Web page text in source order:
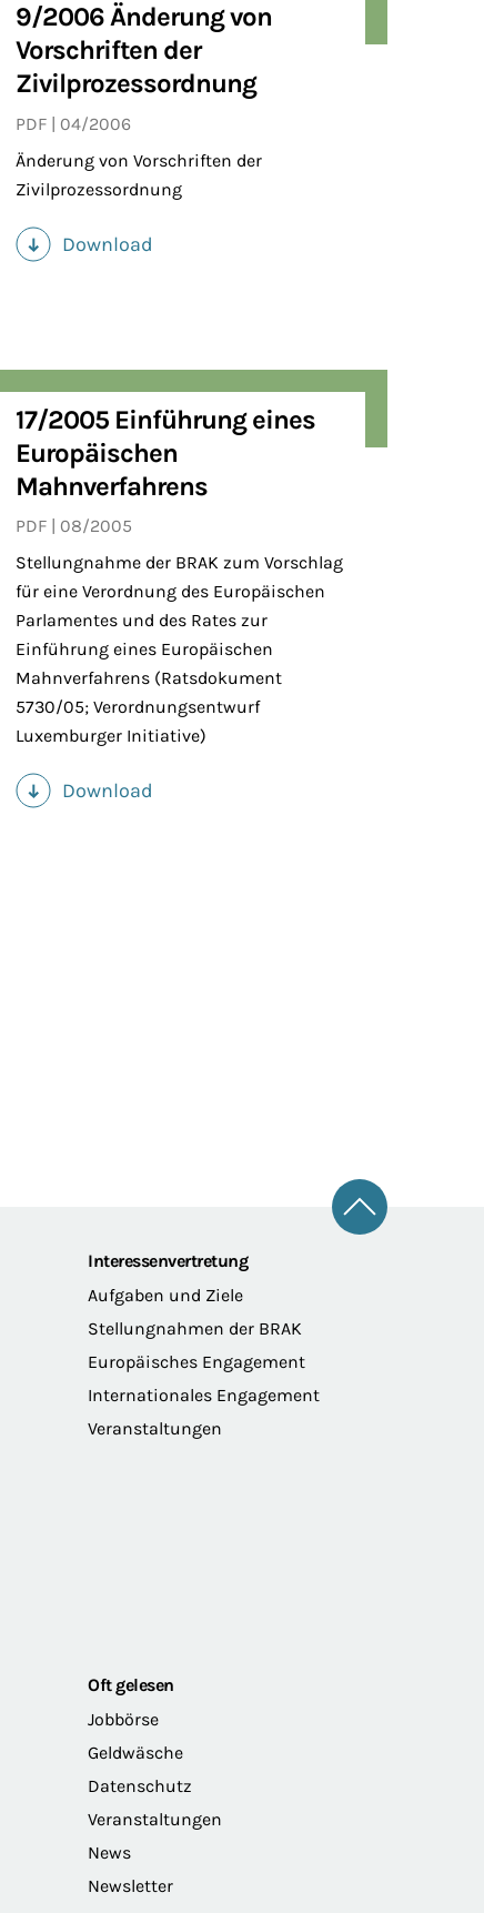
9/2006 Änderung von
Vorschriften der
Zivilprozessordnung
PDF
04/2006
Änderung von Vorschriften der
Zivilprozessordnung
Download
(PDF)
17/2005 Einführung eines
Europäischen
Mahnverfahrens
PDF
08/2005
Stellungnahme der BRAK zum Vorschlag
für eine Verordnung des Europäischen
Parlamentes und des Rates zur
Einführung eines Europäischen
Mahnverfahrens (Ratsdokument
5730/05; Verordnungsentwurf
Luxemburger Initiative)
Download
(PDF)
Zum
Interessenvertretung
Aufgaben und Ziele
Stellungnahmen der BRAK
Europäisches Engagement
Internationales Engagement
Veranstaltungen
Oft gelesen
Jobbörse
Geldwäsche
Datenschutz
Veranstaltungen
News
Newsletter